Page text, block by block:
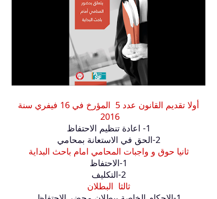
أولا تقديم القانون عدد 5 المؤرخ في 16 فيفري سنة
2016
1- اعادة تنظيم الاحتفاظ
2-الحق في الاستعانة بمحامي
ثانيا حوق و واجبات المحامي امام باحث البداية
1-الاحتفاظ
2-التكليف
ثالثا البطلان